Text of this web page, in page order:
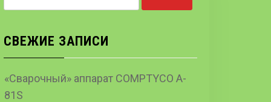
СВЕЖИЕ ЗАПИСИ
«Сварочный» аппарат COMPTYCO A-
81S